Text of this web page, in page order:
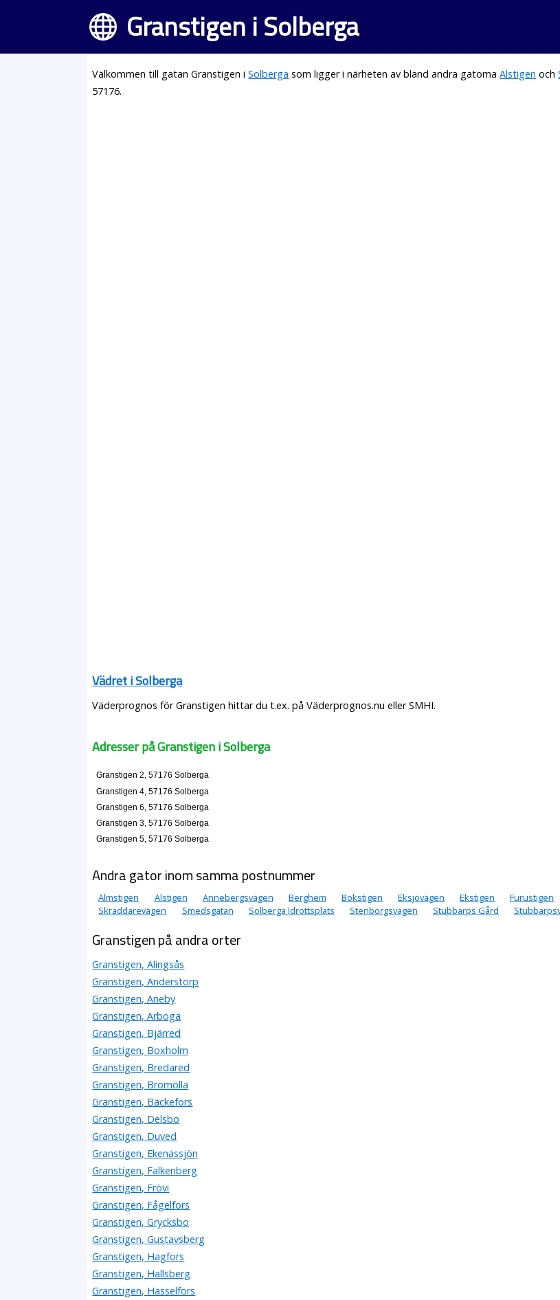
Granstigen i Solberga
Välkommen till gatan Granstigen iSolberga som ligger i närheten av bland andra gatornaAlstigen och
57176.
Vädret i Solberga
Väderprognos för Granstigen hittar du t.ex. på Väderprognos.nu eller SMHI.
Adresser på Granstigen i Solberga
Granstigen 2, 57176 Solberga
Granstigen 4, 57176 Solberga
Granstigen 6, 57176 Solberga
Granstigen 3, 57176 Solberga
Granstigen 5, 57176 Solberga
Andra gator inom samma postnummer
Almstigen Alstigen Annebergsvägen Berghem Bokstigen Eksjövägen Ekstigen Furustigen
Skräddarevägen
Smedsgatan Solberga Idrottsplats Stenborgsvägen Stubbarps Gård
Granstigen på andra orter
Granstigen, Alingsås
Granstigen, Anderstorp
Granstigen, Aneby
Granstigen, Arboga
Granstigen, Bjärred
Granstigen, Boxholm
Granstigen, Bredared
Granstigen, Bromölla
Granstigen, Bäckefors
Granstigen, Delsbo
Granstigen, Duved
Granstigen, Ekenässjön
Granstigen, Falkenberg
Granstigen, Frövi
Granstigen, Fågelfors
Granstigen, Grycksbo
Granstigen, Gustavsberg
Granstigen, Hagfors
Granstigen, Hallsberg
Granstigen, Hasselfors